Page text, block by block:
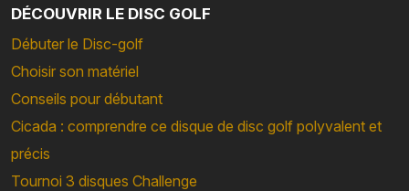
DÉCOUVRIR LE DISC GOLF
Débuter le Disc-golf
Choisir son matériel
Conseils pour débutant
Cicada : comprendre ce disque de disc golf polyvalent et
précis
Tournoi 3 disques Challenge